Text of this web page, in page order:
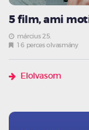
5 film, ami
március 25.
16 perces olvasmány
Elolvasom